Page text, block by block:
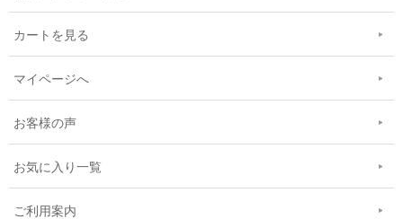
カートを見る
マイページへ
お客様の声
お気に入り一覧
ご利用案内